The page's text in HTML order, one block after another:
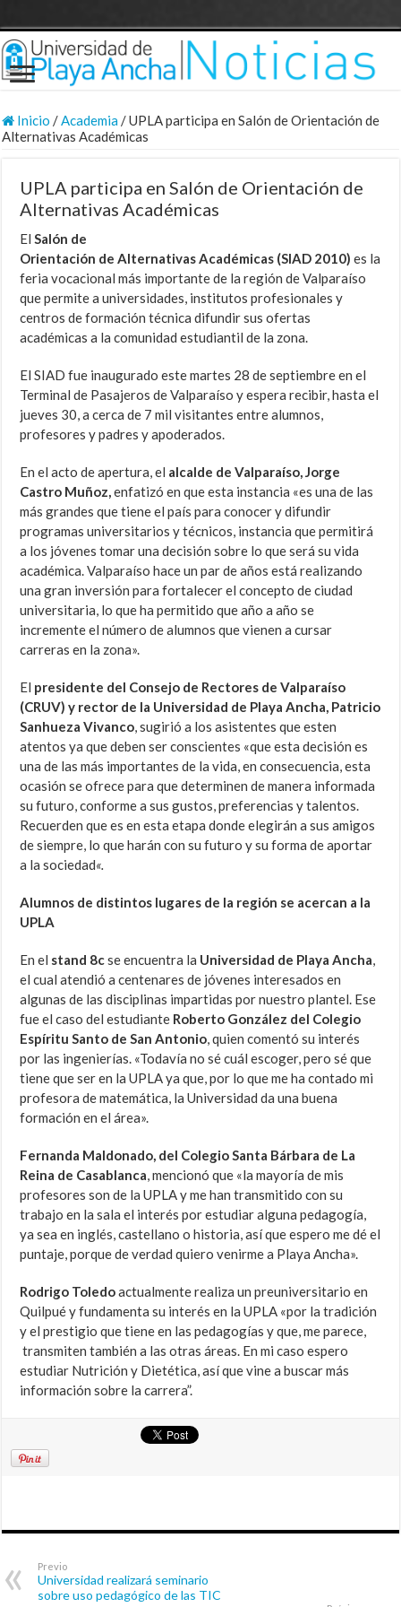
Inicio /Academia/UPLA participa en Salón de Orientación de
Alternativas Académicas
UPLA participa en Salón de Orientación de
Alternativas Académicas
ElSalón de
Orientación de Alternativas Académicas (SIAD 2010) es la
feria vocacional más importante de la región de Valparaíso
que permite a universidades, institutos profesionales y
centros de formación técnica difundir sus ofertas
académicas a la comunidad estudiantil de la zona.
El SIAD fue inaugurado este martes 28 de septiembre en el
Terminal de Pasajeros de Valparaíso y espera recibir, hasta el
jueves 30, a cerca de 7 mil visitantes entre alumnos,
profesores y padres y apoderados.
En el acto de apertura, el alcalde de Valparaíso, Jorge
Castro Muñoz,enfatizó en que esta instancia «es una de las
más grandes que tiene el país para conocer y difundir
programas universitarios y técnicos, instancia que permitirá
a los jóvenes tomar una decisión sobre lo que será su vida
académica. Valparaíso hace un par de años está realizando
una gran inversión para fortalecer el concepto de ciudad
universitaria, lo que ha permitido que año a año se
incremente el número de alumnos que vienen a cursar
carreras en la zona».
El presidente del Consejo de Rectores de Valparaíso
(CRUV) y rector de la Universidad de Playa Ancha, Patricio
Sanhueza Vivanco, sugirió a los asistentes que esten
atentos ya que deben ser conscientes «que esta decisión es
una de las más importantes de la vida, en consecuencia, esta
ocasión se ofrece para que determinen de manera informada
su futuro, conforme a sus gustos, preferencias y talentos.
Recuerden que es en esta etapa donde elegirán a sus amigos
de siempre, lo que harán con su futuro y su forma de aportar
a la sociedad«.
Alumnos de distintos lugares de la región se acercan a la
UPLA
En el stand 8cse encuentra la Universidad de Playa Ancha,
el cual atendió a centenares de jóvenes interesados en
algunas de las disciplinas impartidas por nuestro plantel. Ese
fue el caso del estudiante Roberto González del Colegio
Espíritu Santo de San Antonio, quien comentó su interés
por las ingenierías. «Todavía no sé cuál escoger, pero sé que
tiene que ser en la UPLA ya que, por lo que me ha contado mi
profesora de matemática, la Universidad da una buena
formación en el área».
Fernanda Maldonado, del Colegio Santa Bárbara de La
Reina de Casablanca, mencionó que «la mayoría de mis
profesores son de la UPLA y me han transmitido con su
trabajo en la sala el interés por estudiar alguna pedagogía,
ya sea en inglés, castellano o historia, así que espero me dé el
puntaje, porque de verdad quiero venirme a Playa Ancha».
Rodrigo Toledoactualmente realiza un preuniversitario en
Quilpué y fundamenta su interés en la UPLA «por la tradición
y el prestigio que tiene en las pedagogías y que, me parece,
transmiten también a las otras áreas. En mi caso espero
estudiar Nutrición y Dietética, así que vine a buscar más
información sobre la carrera”.
Previo
Universidad realizará seminario
sobre uso pedagógico de las TIC